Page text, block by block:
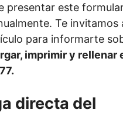
presentar este
Te invitamos
para informarte
imprimir y rellenar
directa del